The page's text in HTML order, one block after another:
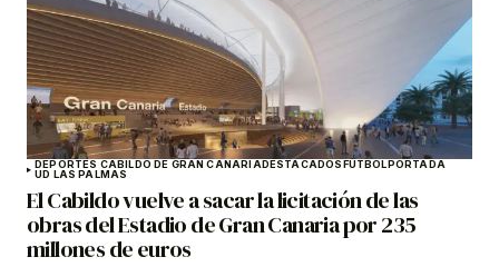
DEPORTES CABILDO DE GRAN CANARIADESTACADOSFÚTBOLPORTADA
UD LAS PALMAS
El Cabildo vuelve a sacar la licitación de las
obras del Estadio de Gran Canaria por 235
millones de euros